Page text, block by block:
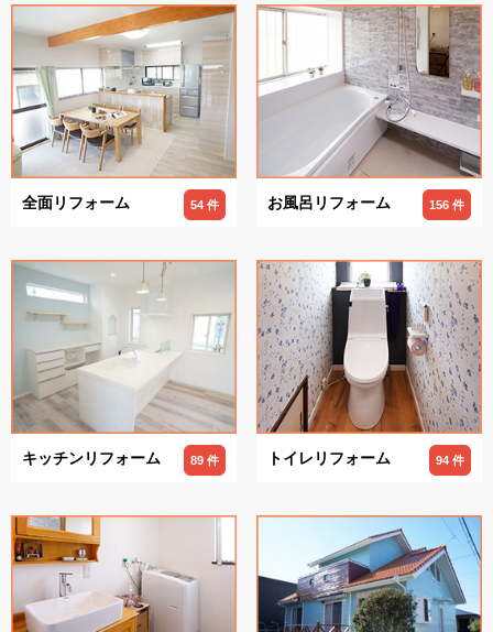
全面リフォーム 54 件 お風呂リフォーム 156 件
キッチンリフォーム 89 件 トイレリフォーム 94 件